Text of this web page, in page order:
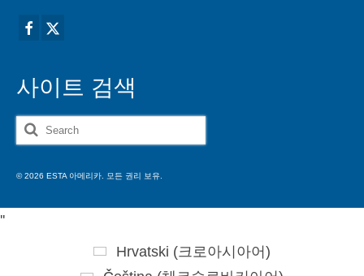
사이트 검색
Search
for:
© 2026 ESTA 아메리카. 모든 권리 보유.
''
Hrvatski (크로아시아어)